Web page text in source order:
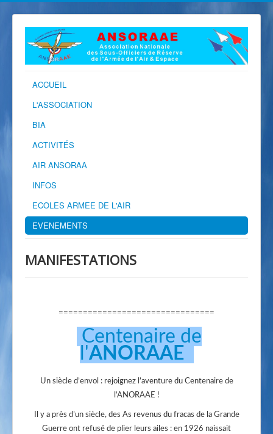
ACCUEIL
L'ASSOCIATION
BIA
ACTIVITÉS
AIR ANSORAA
INFOS
ECOLES ARMEE DE L'AIR
EVENEMENTS
MANIFESTATIONS
================================
Centenaire de
l'ANORAAE
Un siècle d’envol : rejoignez l’aventure du Centenaire de
l’ANORAAE !
Il y a près d’un siècle, des As revenus du fracas de la Grande
Guerre ont refusé de plier leurs ailes : en 1926 naissait